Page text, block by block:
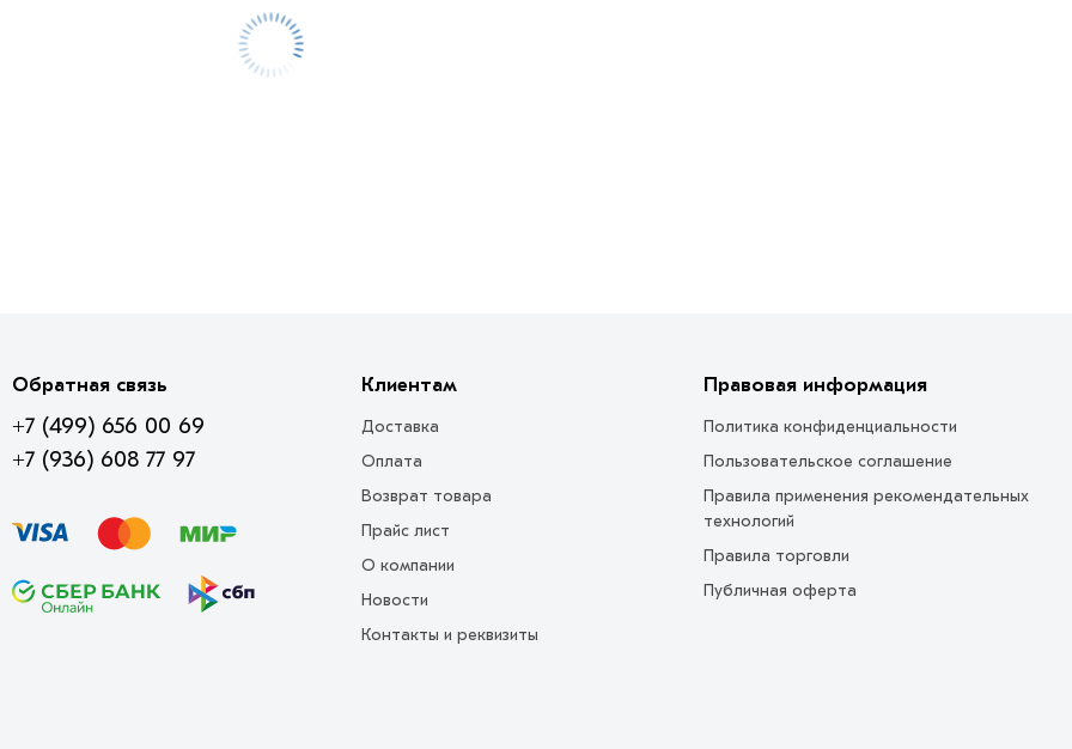
Обратная связь
+7 (499) 656 00 69
+7 (936) 608 77 97
Клиентам
Доставка
Оплата
Возврат товара
Прайс лист
О компании
Новости
Контакты и реквизиты
Правовая информация
Политика конфиденциальности
Пользовательское соглашение
Правила применения рекомендательных
технологий
Правила торговли
Публичная оферта